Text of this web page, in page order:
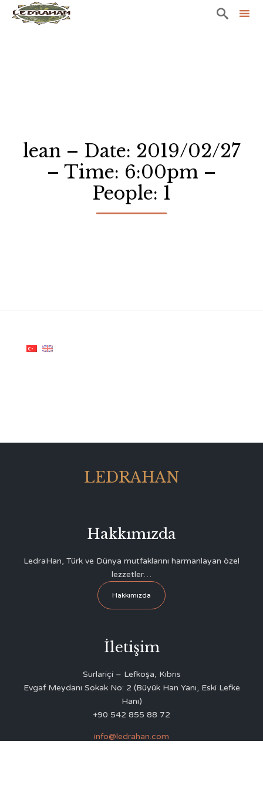

lean – Date: 2019/02/27
– Time: 6:00pm –
People: 1
LEDRAHAN
Hakkımızda
LedraHan, Türk ve Dünya mutfaklarını harmanlayan özel
lezzetler…
Hakkımızda
İletişim
Surlariçi – Lefkoşa, Kıbrıs
Evgaf Meydanı Sokak No: 2 (Büyük Han Yanı, Eski Lefke
Hanı)
+90 542 855 88 72
info@ledrahan.com